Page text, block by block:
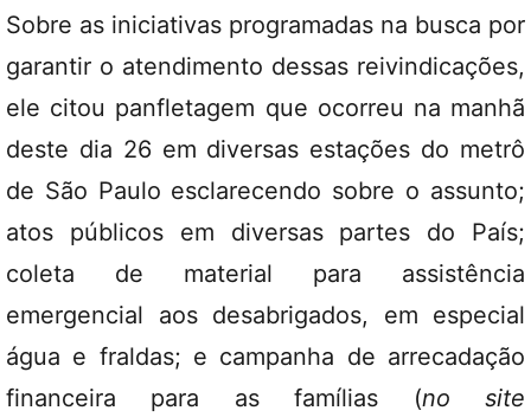
Sobre as iniciativas programadas na busca por
garantir o atendimento dessas reivindicações,
ele citou panfletagem que ocorreu na manhã
deste dia 26 em diversas estações do metrô
de São Paulo esclarecendo sobre o assunto;
atos públicos em diversas partes do País;
coleta de material para assistência
emergencial aos desabrigados, em especial
água e fraldas; e campanha de arrecadação
financeira para as famílias (no site